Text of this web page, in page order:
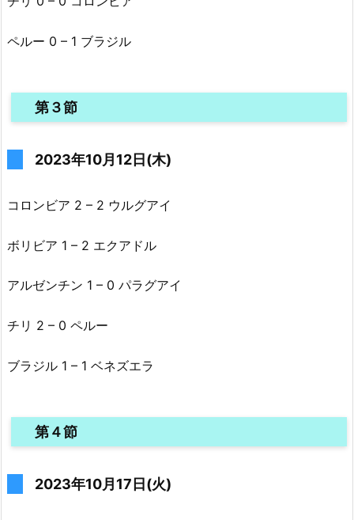
ペルー 0 – 1 ブラジル
第３節
2023年10月12日(木)
コロンビア 2 – 2 ウルグアイ
ボリビア 1 – 2 エクアドル
アルゼンチン 1 – 0 パラグアイ
チリ 2 – 0 ペルー
ブラジル 1 – 1 ベネズエラ
第４節
2023年10月17日(火)